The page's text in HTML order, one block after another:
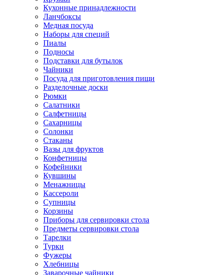
Кухонные принадлежности
Ланчбоксы
Медная посуда
Наборы для специй
Пиалы
Подносы
Подставки для бутылок
Чайники
Посуда для приготовления пищи
Разделочные доски
Рюмки
Салатники
Салфетницы
Сахарницы
Солонки
Стаканы
Вазы для фруктов
Конфетницы
Кофейники
Кувшины
Менажницы
Кассероли
Супницы
Корзины
Приборы для сервировки стола
Предметы сервировки стола
Тарелки
Турки
Фужеры
Хлебницы
Заварочные чайники